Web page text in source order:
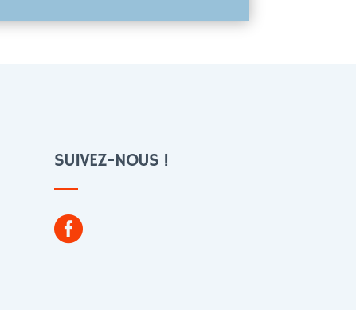
SUIVEZ-NOUS !
